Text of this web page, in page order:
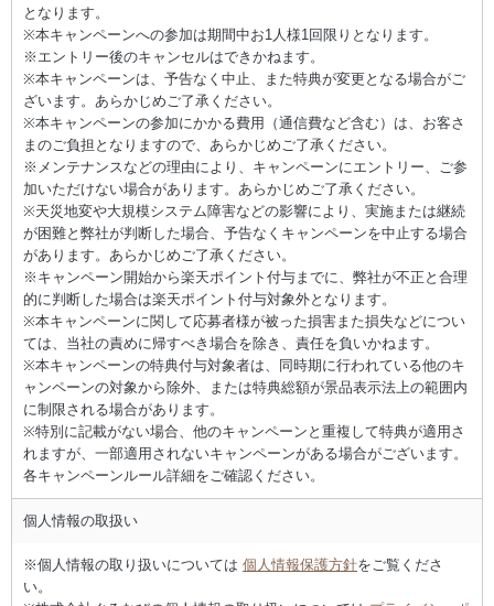
となります。
※本キャンペーンへの参加は期間中お1人様1回限りとなります。
※エントリー後のキャンセルはできかねます。
※本キャンペーンは、予告なく中止、また特典が変更となる場合がご
ざいます。あらかじめご了承ください。
※本キャンペーンの参加にかかる費用（通信費など含む）は、お客さ
まのご負担となりますので、あらかじめご了承ください。
※メンテナンスなどの理由により、キャンペーンにエントリー、ご参
加いただけない場合があります。あらかじめご了承ください。
※天災地変や大規模システム障害などの影響により、実施または継続
が困難と弊社が判断した場合、予告なくキャンペーンを中止する場合
があります。あらかじめご了承ください。
※キャンペーン開始から楽天ポイント付与までに、弊社が不正と合理
的に判断した場合は楽天ポイント付与対象外となります。
※本キャンペーンに関して応募者様が被った損害また損失などについ
ては、当社の責めに帰すべき場合を除き、責任を負いかねます。
※本キャンペーンの特典付与対象者は、同時期に行われている他のキ
ャンペーンの対象から除外、または特典総額が景品表示法上の範囲内
に制限される場合があります。
※特別に記載がない場合、他のキャンペーンと重複して特典が適用さ
れますが、一部適用されないキャンペーンがある場合がございます。
各キャンペーンルール詳細をご確認ください。
個人情報の取扱い
※個人情報の取り扱いについては 個人情報保護方針をご覧くださ
い。